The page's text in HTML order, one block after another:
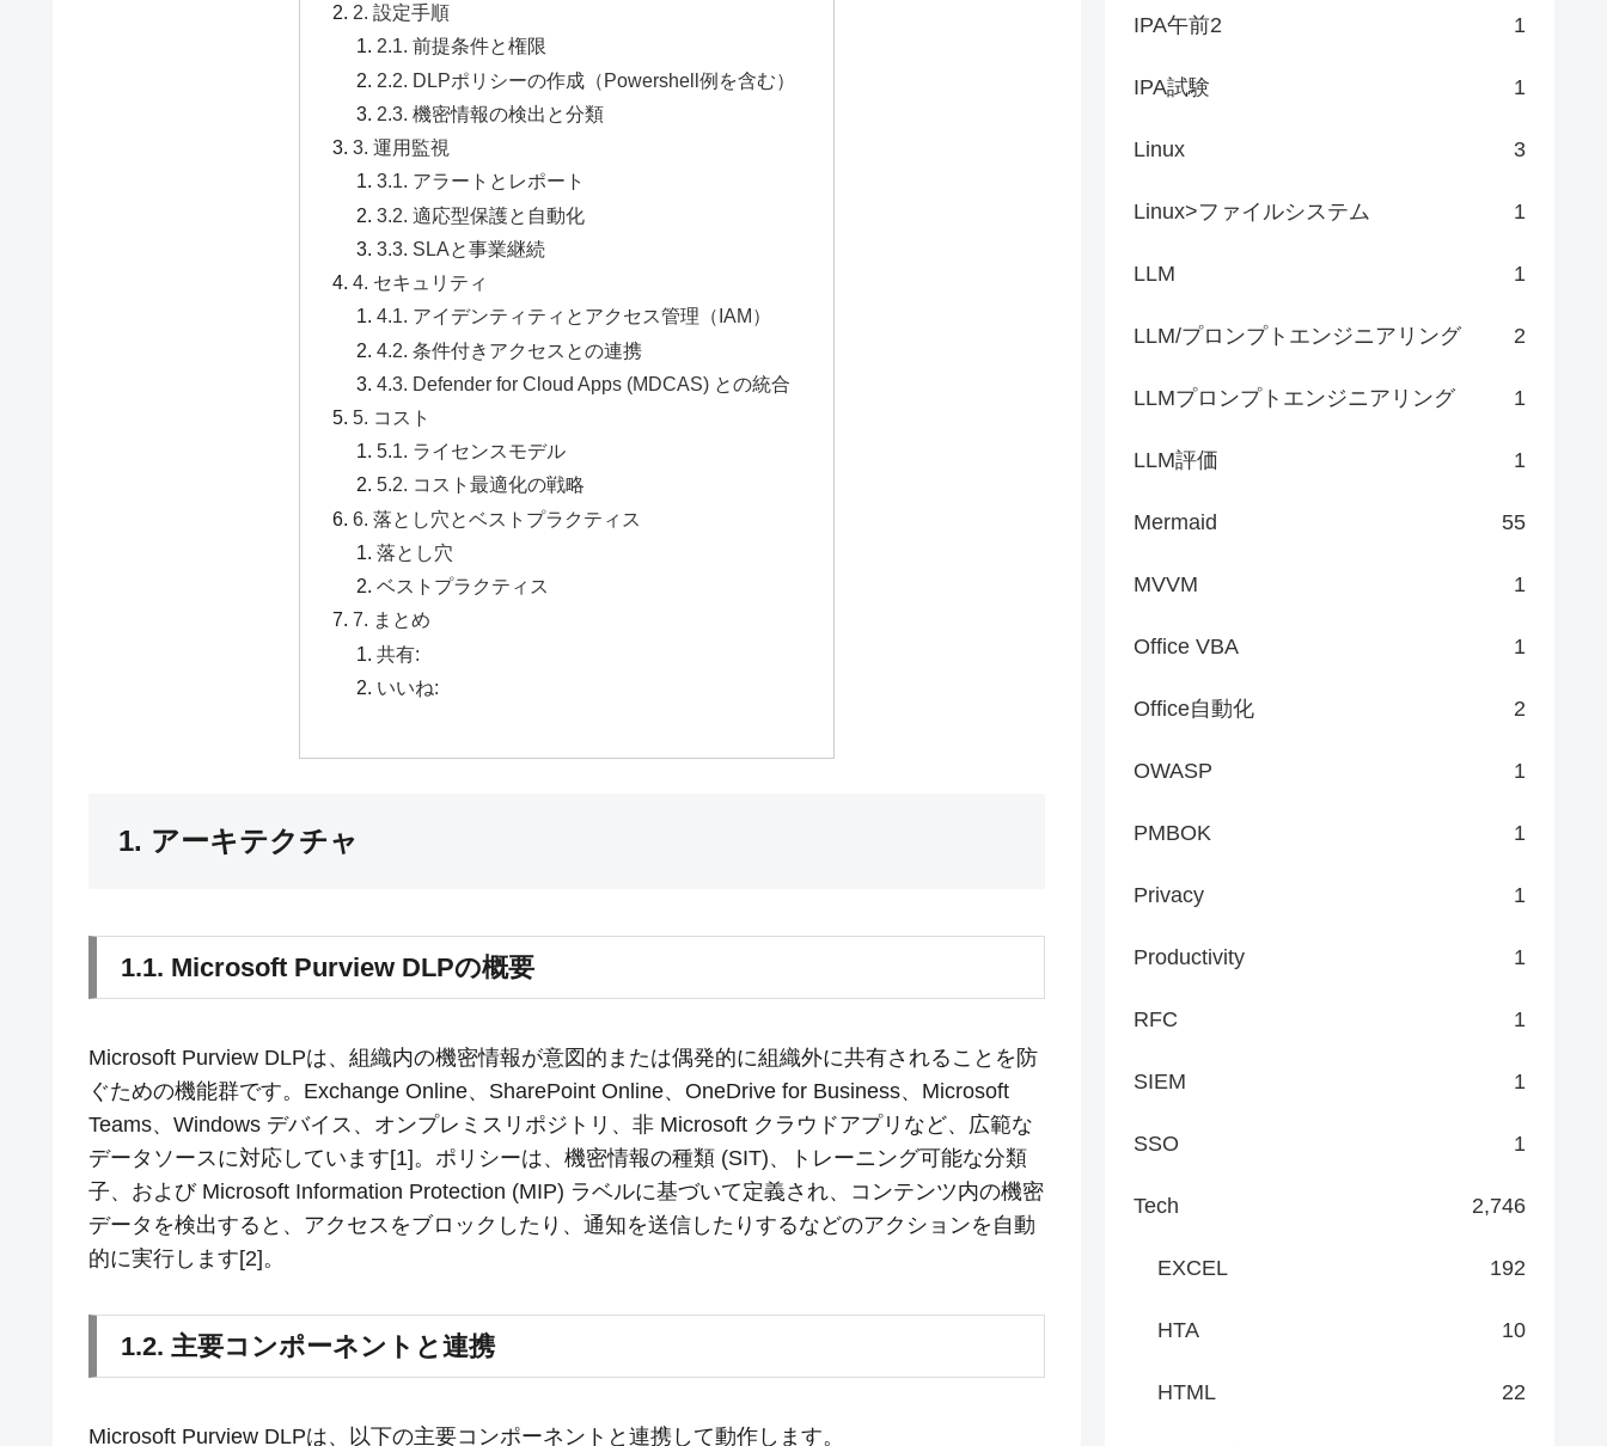
2. 設定手順
2.1. 前提条件と権限
2.2. DLPポリシーの作成（Powershell例を含む）
2.3. 機密情報の検出と分類
3. 運用監視
3.1. アラートとレポート
3.2. 適応型保護と自動化
3.3. SLAと事業継続
4. セキュリティ
4.1. アイデンティティとアクセス管理（IAM）
4.2. 条件付きアクセスとの連携
4.3. Defender for Cloud Apps (MDCAS) との統合
5. コスト
5.1. ライセンスモデル
5.2. コスト最適化の戦略
6. 落とし穴とベストプラクティス
落とし穴
ベストプラクティス
7. まとめ
共有:
いいね:
1. アーキテクチャ
1.1. Microsoft Purview DLPの概要
Microsoft Purview DLPは、組織内の機密情報が意図的または偶発的に組織外に共有されることを防
ぐための機能群です。Exchange Online、SharePoint Online、OneDrive for Business、Microsoft
Teams、Windows デバイス、オンプレミスリポジトリ、非 Microsoft クラウドアプリなど、広範な
データソースに対応しています[1]。ポリシーは、機密情報の種類 (SIT)、トレーニング可能な分類
子、および Microsoft Information Protection (MIP) ラベルに基づいて定義され、コンテンツ内の機密
データを検出すると、アクセスをブロックしたり、通知を送信したりするなどのアクションを自動
的に実行します[2]。
1.2. 主要コンポーネントと連携
Microsoft Purview DLPは、以下の主要コンポーネントと連携して動作します。
IPA午前2 1
IPA試験 1
Linux 3
Linux>ファイルシステム 1
LLM 1
LLM/プロンプトエンジニアリング 2
LLMプロンプトエンジニアリング 1
LLM評価 1
Mermaid 55
MVVM 1
Office VBA 1
Office自動化 2
OWASP 1
PMBOK 1
Privacy 1
Productivity 1
RFC 1
SIEM 1
SSO 1
Tech 2,746
EXCEL 192
HTA 10
HTML 22